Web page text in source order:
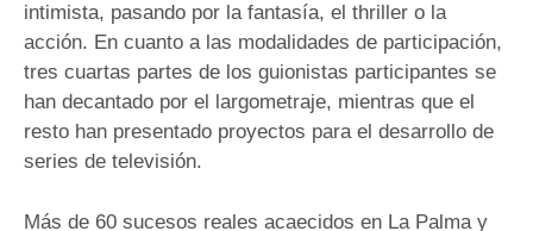
intimista, pasando por la fantasía, el thriller o la
acción. En cuanto a las modalidades de participación,
tres cuartas partes de los guionistas participantes se
han decantado por el largometraje, mientras que el
resto han presentado proyectos para el desarrollo de
series de televisión.
Más de 60 sucesos reales acaecidos en La Palma y